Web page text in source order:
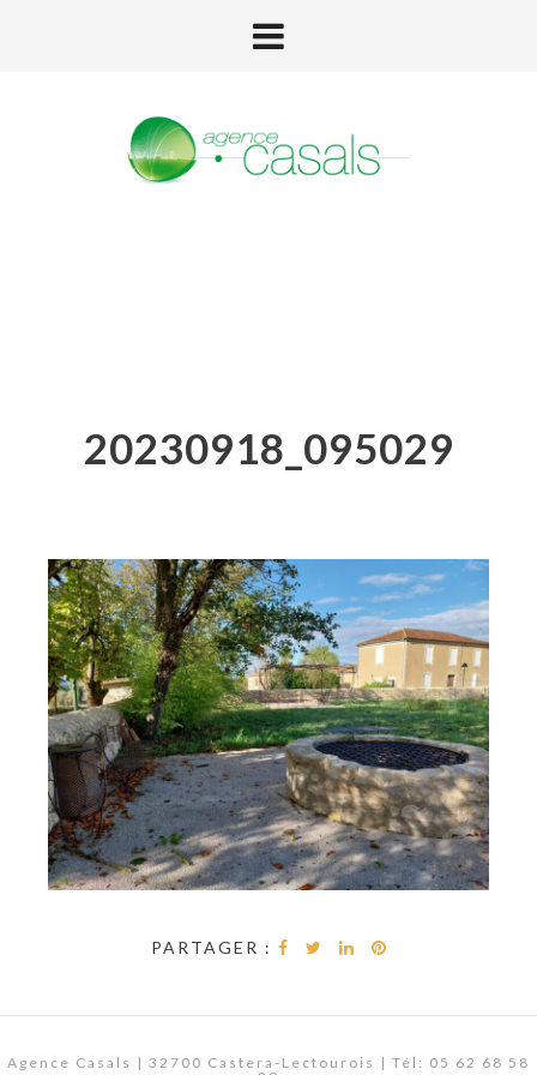
20230918_095029
PARTAGER :
Agence Casals | 32700 Castera-Lectourois | Tél: 05 62 68 58